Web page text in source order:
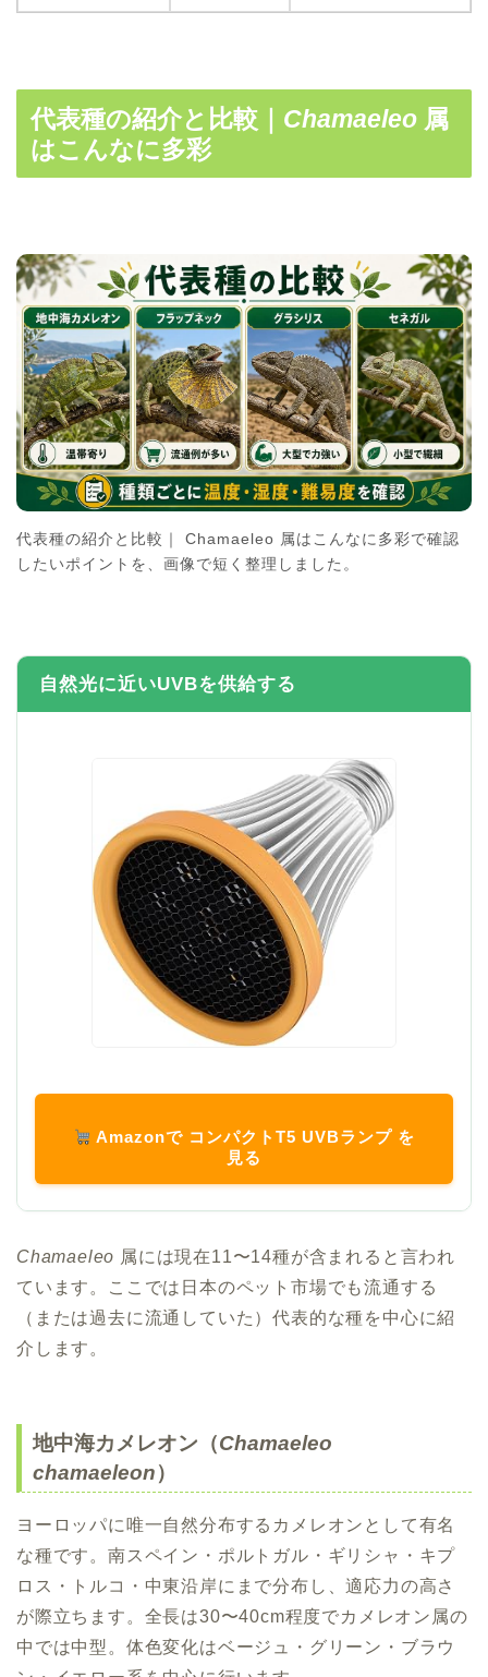
代表種の紹介と比較｜ Chamaeleo 属
はこんなに多彩
代表種の紹介と比較｜ Chamaeleo 属はこんなに多彩で確認
したいポイントを、画像で短く整理しました。
自然光に近いUVBを供給する
Amazonで コンパクトT5 UVBランプ を
見る
Chamaeleo 属には現在11〜14種が含まれると言われ
ています。ここでは日本のペット市場でも流通する
（または過去に流通していた）代表的な種を中心に紹
介します。
地中海カメレオン（Chamaeleo
chamaeleon）
ヨーロッパに唯一自然分布するカメレオンとして有名
な種です。南スペイン・ポルトガル・ギリシャ・キプ
ロス・トルコ・中東沿岸にまで分布し、適応力の高さ
が際立ちます。全長は30〜40cm程度でカメレオン属の
中では中型。体色変化はベージュ・グリーン・ブラウ